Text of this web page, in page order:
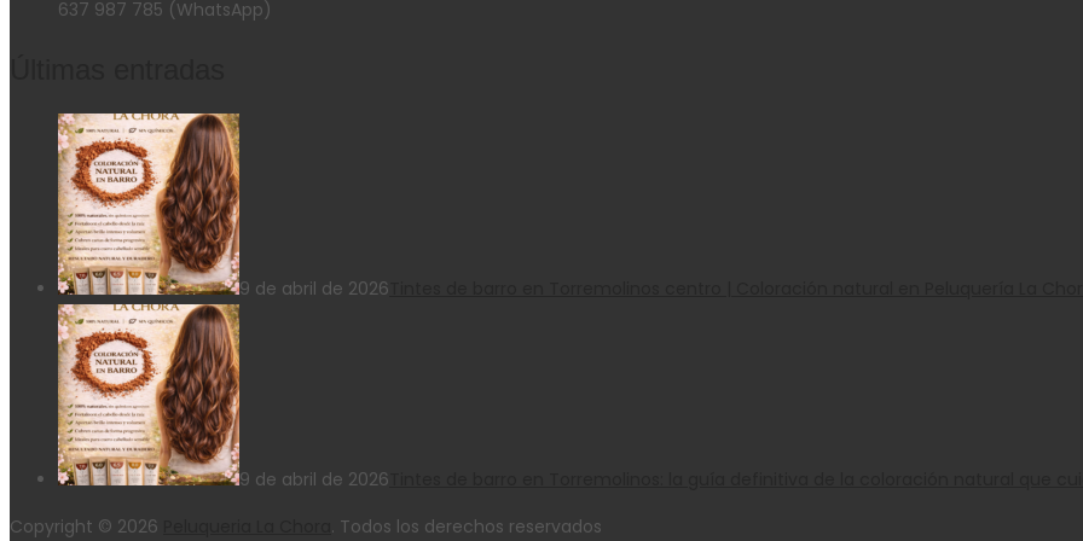
637 987 785 (WhatsApp)
9 de abril de 2026
9 de abril de 2026
Copyright © 2026
. Todos los derechos reservados